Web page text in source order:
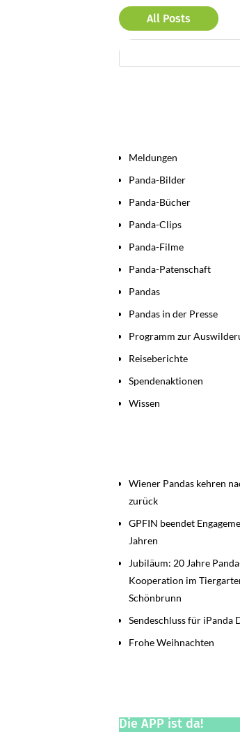
All Posts
Meldungen
Panda-Bilder
Panda-Bücher
Panda-Clips
Panda-Filme
Panda-Patenschaft
Pandas
Pandas in der Presse
Programm zur
Reiseberichte
Spendenaktionen
Wissen
Wiener Pandas kehren
zurück
GPFIN beendet
Jahren
Jubiläum: 20 Jahre
Kooperation im
Schönbrunn
Sendeschluss für iPanda
Frohe Weihnachten
Die APP ist da!